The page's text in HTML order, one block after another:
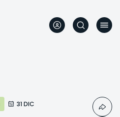
31 DIC